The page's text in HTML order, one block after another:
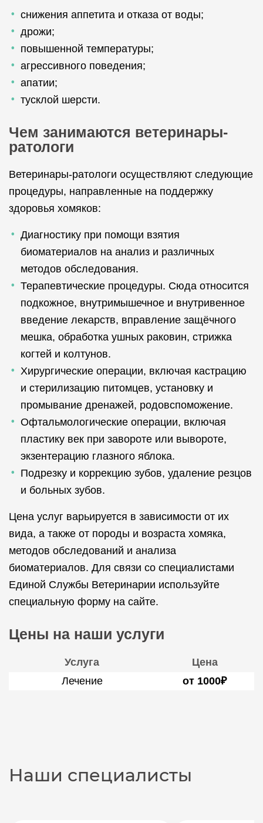
снижения аппетита и отказа от воды;
дрожи;
повышенной температуры;
агрессивного поведения;
апатии;
тусклой шерсти.
Чем занимаются ветеринары-
ратологи
Ветеринары-ратологи осуществляют следующие
процедуры, направленные на поддержку
здоровья хомяков:
Диагностику при помощи взятия
биоматериалов на анализ и различных
методов обследования.
Терапевтические процедуры. Сюда относится
подкожное, внутримышечное и внутривенное
введение лекарств, вправление защёчного
мешка, обработка ушных раковин, стрижка
когтей и колтунов.
Хирургические операции, включая кастрацию
и стерилизацию питомцев, установку и
промывание дренажей, родовспоможение.
Офтальмологические операции, включая
пластику век при завороте или вывороте,
экзентерацию глазного яблока.
Подрезку и коррекцию зубов, удаление резцов
и больных зубов.
Цена услуг варьируется в зависимости от их
вида, а также от породы и возраста хомяка,
методов обследований и анализа
биоматериалов. Для связи со специалистами
Единой Службы Ветеринарии используйте
специальную форму на сайте.
Цены на наши услуги
Услуга
Цена
Лечение
от 1000₽
Наши специалисты